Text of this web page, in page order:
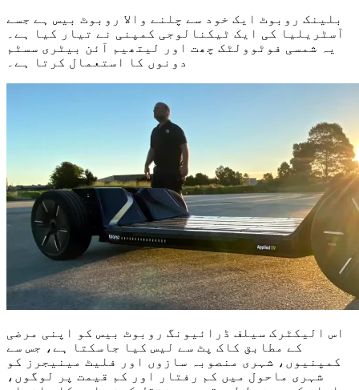
بلینک روبوٹ ایک خود سے چلنے والا روبوٹ بیس ہے جسے
آسٹریلیا کی ایک ٹیکنالوجی کمپنی نے تیار کیا ہے۔
یہ شمسی فوٹوولٹک چھت اور لیتھیم آئن بیٹری سسٹم
دونوں کا استعمال کرتا ہے۔
اس الیکٹرک سیلف ڈرائیونگ روبوٹ بیس کو اپنی مرضی
کے مطابق کاک پٹ سے لیس کیا جاسکتا ہے، جس سے
کمپنیوں، شہری منصوبہ سازوں اور فلیٹ مینیجرز کو
شہری ماحول میں کم رفتار اور کم قیمت پر لوگوں،